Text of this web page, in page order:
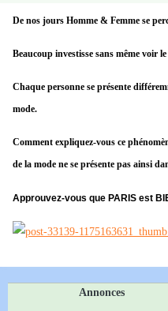
De nos jours Homme & Femme se
Beaucoup investisse sans même voir
Chaque personne se présente
mode.
Comment expliquez-vous ce
de la mode ne se présente pas ainsi
Approuvez-vous que PARIS est
Annonces